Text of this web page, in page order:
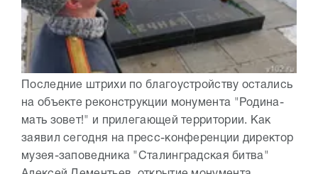
Последние штрихи по благоустройству остались
на объекте реконструкции монумента "Родина-
мать зовет!" и прилегающей территории. Как
заявил сегодня на пресс-конференции директор
музея-заповедника "Сталинградская битва"